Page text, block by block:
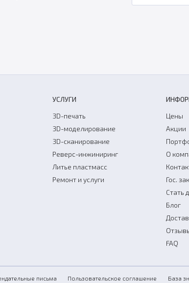
УСЛУГИ
3D-печать
3D-моделирование
3D-сканирование
Реверс-инжиниринг
Литье пластмасс
Ремонт и услуги
Цены
Акции
О
Гос.
Стать
Блог
FAQ
письма Пользовательское соглашение База